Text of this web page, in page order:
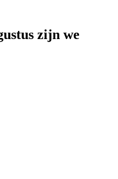
zijn we